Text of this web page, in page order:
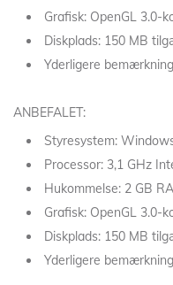
Grafisk: OpenGL 3.0-
Diskplads: 150 MB
Yderligere
ANBEFALET:
Styresystem:
Processor: 3,1 GHz
Hukommelse: 2 GB
Grafisk: OpenGL 3.0-
Diskplads: 150 MB
Yderligere